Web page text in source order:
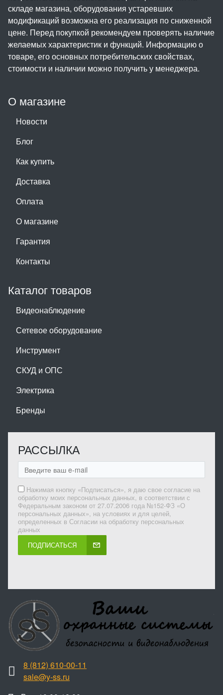
О магазине
Новости
Блог
Как купить
Доставка
Оплата
О магазине
Гарантия
Контакты
Каталог товаров
Видеонаблюдение
Сетевое оборудование
Инструмент
СКУД и ОПС
Электрика
Бренды
РАССЫЛКА
Нажимая кнопку «Подписаться», я даю свое согласие на
обработку моих персональных данных, в соответствии с
Федеральным законом от 27.07.2006 года №152-ФЗ «О
персональных данных», на условиях и для целей,
определенных в Согласии на обработку персональных
данных
ПОДПИСАТЬСЯ
8 (812) 610-00-11
sale@y-ss.ru
складе магазина, оборудования устаревших
модификаций возможна его реализация по сниженной
цене. Перед покупкой рекомендуем проверять наличие
желаемых характеристик и функций. Информацию о
товаре, его основных потребительских свойствах,
стоимости и наличии можно получить у менеджера.